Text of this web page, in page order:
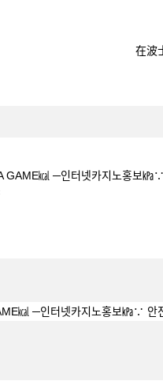
在波
GAME㎉ ─인터넷카지노홍보
（当